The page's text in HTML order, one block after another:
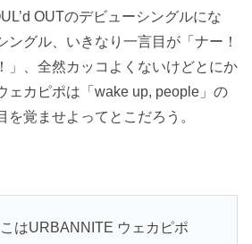
OUTのデビューシングルにな
ングル、いきなり一言目が「ナー！
」、全然カッコよくないけどとにか
ェカピポは「wake up, people」の
覚ませよってとこだろう。
はURBANNITE ウェカピポ